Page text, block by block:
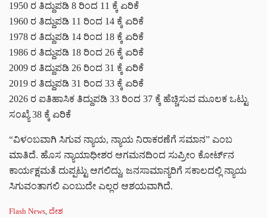
1950 ರ ತಿದ್ದುಪಡಿ 8 ರಿಂದ 11 ಕ್ಕೆ ಏರಿಕೆ
1960 ರ ತಿದ್ದುಪಡಿ 11 ರಿಂದ 14 ಕ್ಕೆ ಏರಿಕೆ
1978 ರ ತಿದ್ದುಪಡಿ 14 ರಿಂದ 18 ಕ್ಕೆ ಏರಿಕೆ
1986 ರ ತಿದ್ದುಪಡಿ 18 ರಿಂದ 26 ಕ್ಕೆ ಏರಿಕೆ
2009 ರ ತಿದ್ದುಪಡಿ 26 ರಿಂದ 31 ಕ್ಕೆ ಏರಿಕೆ
2019 ರ ತಿದ್ದುಪಡಿ 31 ರಿಂದ 33 ಕ್ಕೆ ಏರಿಕೆ
2026 ರ ಐತಿಹಾಸಿಕ ತಿದ್ದುಪಡಿ 33 ರಿಂದ 37 ಕ್ಕೆ ಹೆಚ್ಚಿಸುವ ಮೂಲಕ ಒಟ್ಟು
ಸಂಖ್ಯೆ 38 ಕ್ಕೆ ಏರಿಕೆ
“ವಿಳಂಬವಾಗಿ ಸಿಗುವ ನ್ಯಾಯ, ನ್ಯಾಯ ನಿರಾಕರಣೆಗೆ ಸಮಾನ” ಎಂಬ
ಮಾತಿದೆ. ಹೊಸ ನ್ಯಾಯಾಧೀಶರ ಆಗಮನದಿಂದ ಸುಪ್ರೀಂ ಕೋರ್ಟ್‌ನ
ಕಾರ್ಯಕ್ಷಮತೆ ದುಪ್ಪಟ್ಟು ಆಗಲಿದ್ದು, ಜನಸಾಮಾನ್ಯರಿಗೆ ಸಕಾಲದಲ್ಲಿ ನ್ಯಾಯ
ಸಿಗುವಂತಾಗಲಿ ಎಂಬುದೇ ಎಲ್ಲರ ಆಶಯವಾಗಿದೆ.
C
Flash News, ದೇಶ